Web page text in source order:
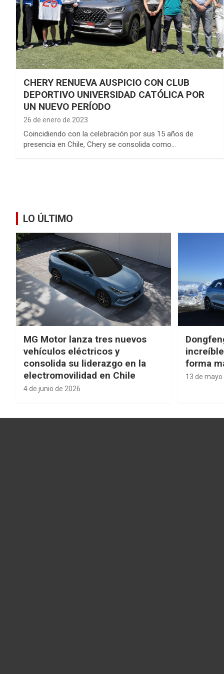
CHERY RENUEVA AUSPICIO CON CLUB
DEPORTIVO UNIVERSIDAD CATÓLICA POR
UN NUEVO PERÍODO
26 de enero de 2023
Coincidiendo con la celebración por sus 15 años de
presencia en Chile, Chery se consolida como…
LO ÚLTIMO
MG Motor lanza tres nuevos
vehículos eléctricos y
consolida su liderazgo en la
electromovilidad en Chile
4 de junio de 2026
forma
13 de